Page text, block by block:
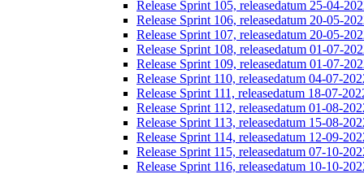
Release Sprint 105, releasedatum 25-04-
Release Sprint 106, releasedatum 20-05-
Release Sprint 107, releasedatum 20-05-
Release Sprint 108, releasedatum 01-07-
Release Sprint 109, releasedatum 01-07-
Release Sprint 110, releasedatum 04-07-
Release Sprint 111, releasedatum 18-07-
Release Sprint 112, releasedatum 01-08-
Release Sprint 113, releasedatum 15-08-
Release Sprint 114, releasedatum 12-09-
Release Sprint 115, releasedatum 07-10-
Release Sprint 116, releasedatum 10-10-